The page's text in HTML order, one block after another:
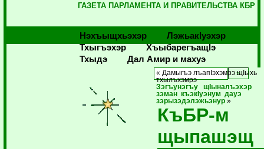
ГАЗЕТА ПАРЛАМЕНТА И ПРАВИТЕЛЬСТВА КБР
Нэхъыщхьэхэр
Лэжьакlуэхэр
Тхыгъэхэр
Хъыбарегъащlэ
Тхыдэ
Дал Амир и махуэ
« Дамыгъэ лъапIэхэмрэ щIыхь
тхылъхэмрэ
Зэгъунэгъу щIыналъэхэр
зэман къэкIуэнум дауэ
зэрызэдэлэжьэнур »
КъБР-м
щыпашэщ